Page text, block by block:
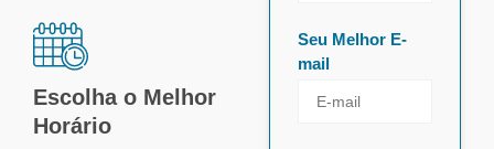
Escolha o Melhor
Horário
Seu Melhor E-
mail